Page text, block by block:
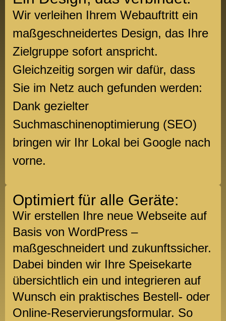
Wir verleihen Ihrem Webauftritt ein
maßgeschneidertes Design, das Ihre
Zielgruppe sofort anspricht.
Gleichzeitig sorgen wir dafür, dass
Sie im Netz auch gefunden werden:
Dank gezielter
Suchmaschinenoptimierung (SEO)
bringen wir Ihr Lokal bei Google nach
vorne.
Optimiert für alle Geräte:
Wir erstellen Ihre neue Webseite auf
Basis von WordPress –
maßgeschneidert und zukunftssicher.
Dabei binden wir Ihre Speisekarte
übersichtlich ein und integrieren auf
Wunsch ein praktisches Bestell- oder
Online-Reservierungsformular. So